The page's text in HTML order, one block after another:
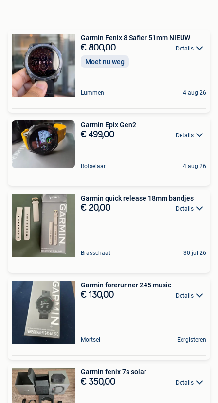
Garmin Fenix 8 Safier 51mm NIEUW
€ 800,00 Details
Moet nu weg
Lummen 4 aug 26
Garmin Epix Gen2
€ 499,00 Details
Rotselaar 4 aug 26
Garmin quick release 18mm bandjes
€ 20,00 Details
Brasschaat 30 jul 26
Garmin forerunner 245 music
€ 130,00 Details
Mortsel Eergisteren
Garmin fenix 7s solar
€ 350,00 Details